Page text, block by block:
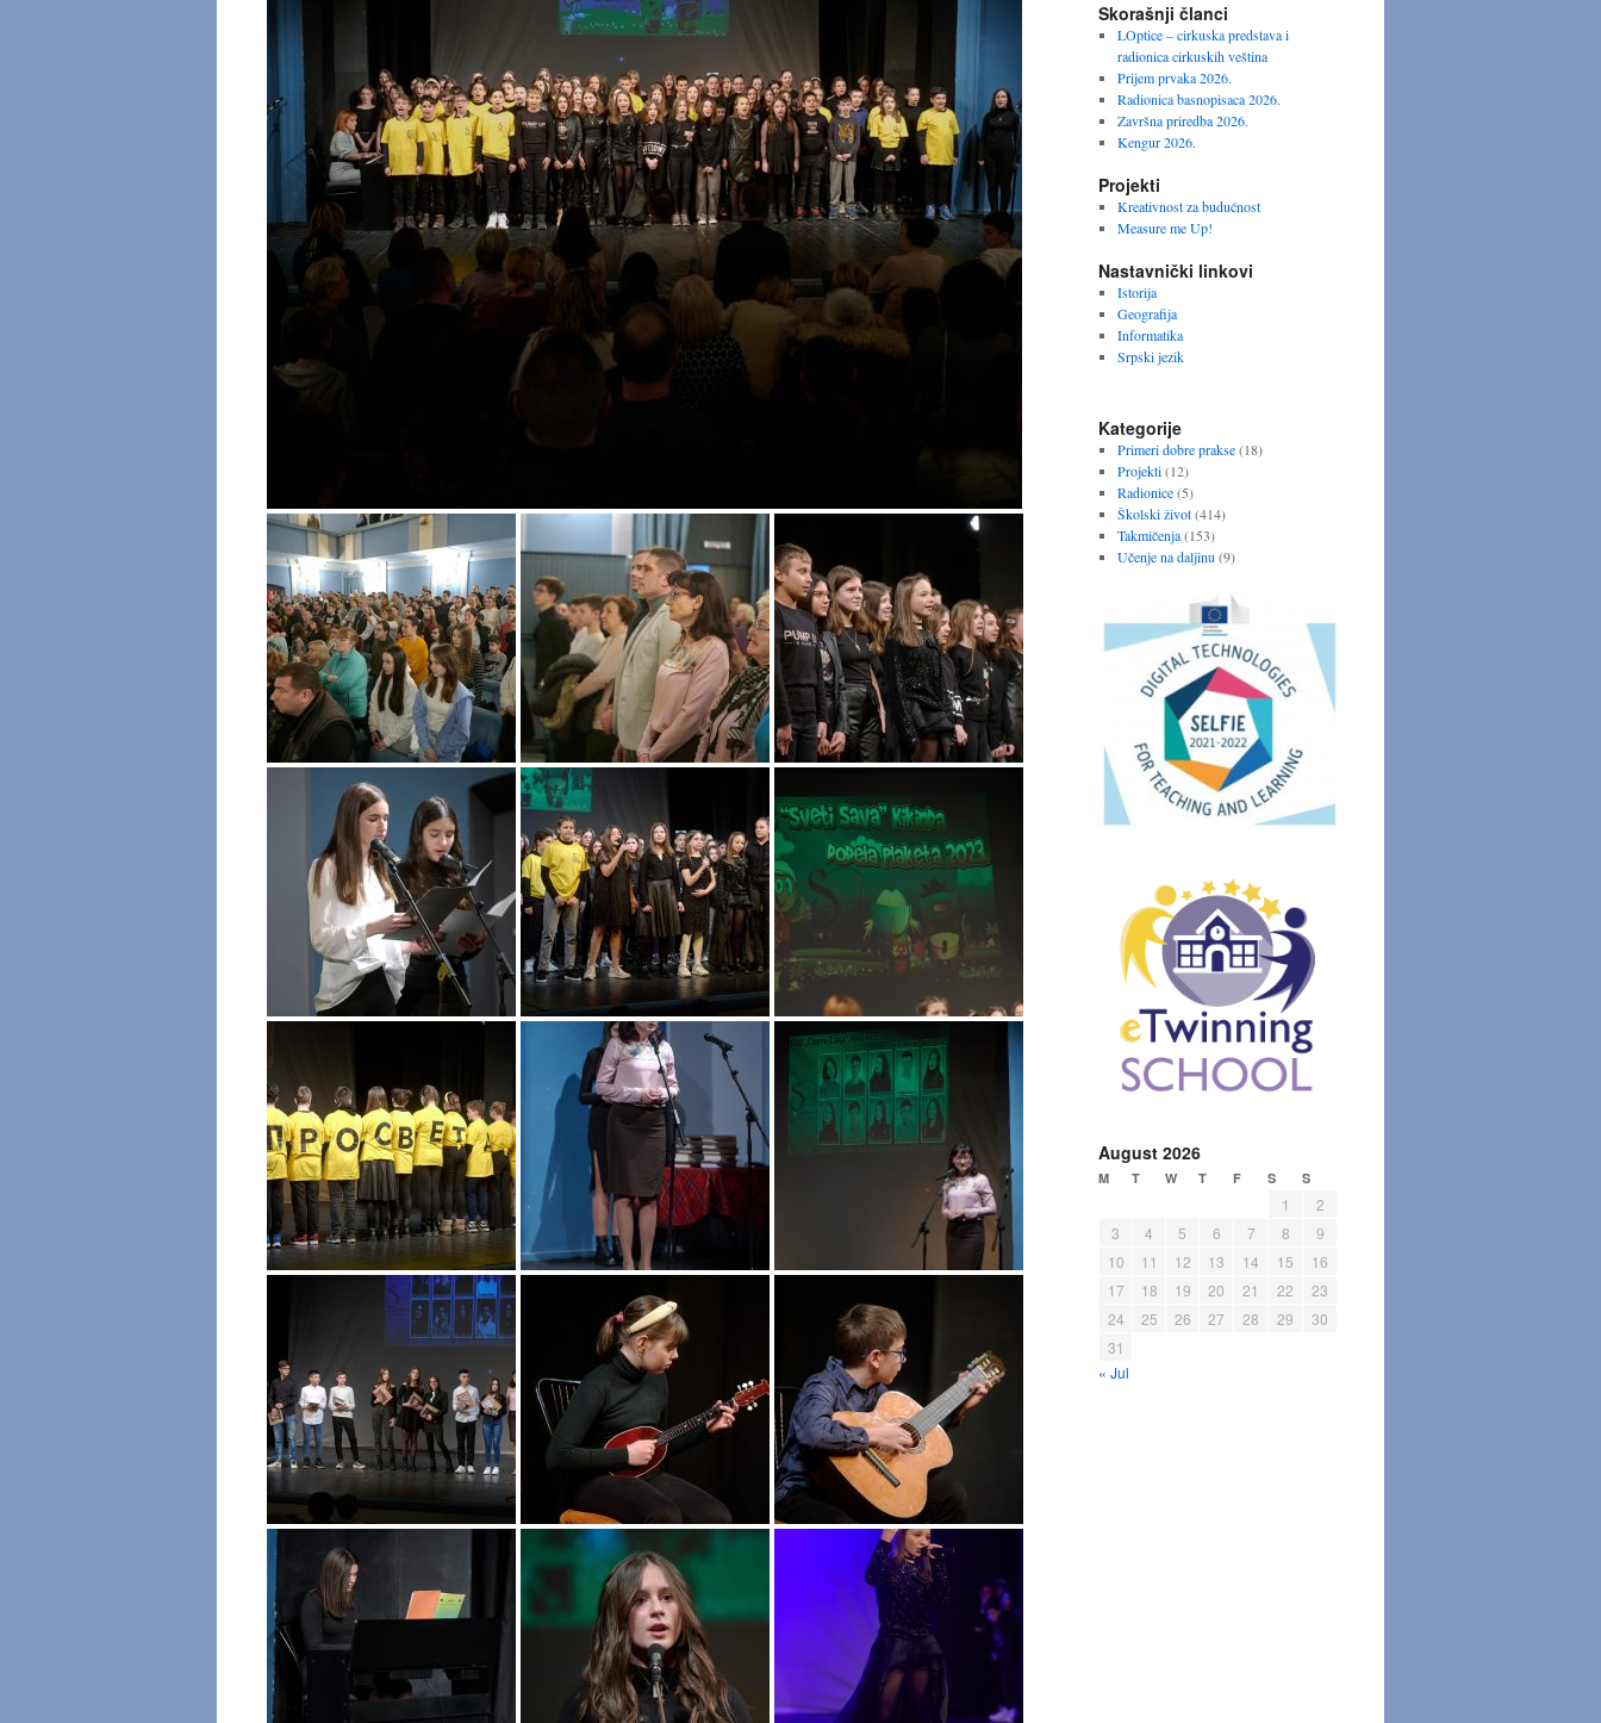
Skorašnji članci
LOptice – cirkuska predstava i
radionica cirkuskih veština
Prijem prvaka 2026.
Radionica basnopisaca 2026.
Završna priredba 2026.
Kengur 2026.
Projekti
Kreativnost za budućnost
Measure me Up!
Nastavnički linkovi
Istorija
Geografija
Informatika
Srpski jezik
Kategorije
Primeri dobre prakse(18)
Projekti(12)
Radionice(5)
Školski život(414)
Takmičenja(153)
Učenje na daljinu(9)
August 2026
M T W T F S S
1
2
3
4 5 6 7 8
9
10
11 12 13 14 15
16
17
18 19 20 21 22
23
24
25 26 27 28 29
30
31
« Jul